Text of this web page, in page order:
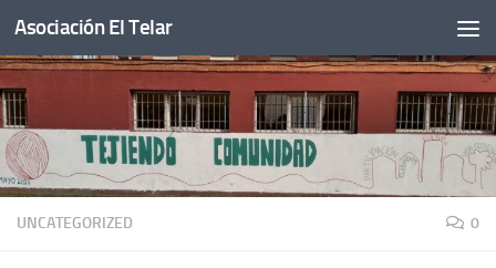
Saltar al contenido
Asociación El Telar
UNCATEGORIZED 0